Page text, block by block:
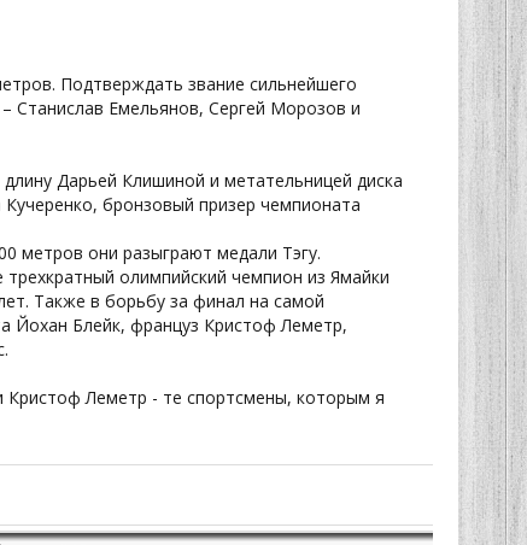
Подтверждать звание сильнейшего
Станислав Емельянов, Сергей Морозов и
Дарьей Клишиной и метательницей диска
бронзовый призер чемпионата
метров они разыграют медали Тэгу.
олимпийский чемпион из Ямайки
Также в борьбу за финал на самой
Йохан Блейк, француз Кристоф Леметр,
Леметр - те спортсмены, которым я